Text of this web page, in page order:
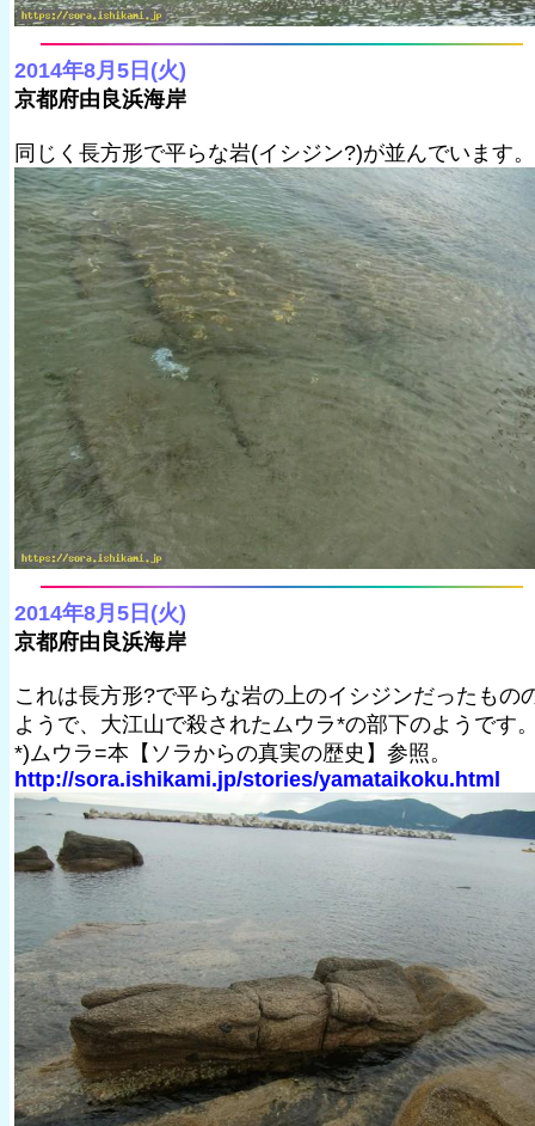
2014年8月5日(火)
京都府由良浜海岸
同じく長方形で平らな岩(イシジン?)が並んでいます。
2014年8月5日(火)
京都府由良浜海岸
これは長方形?で平らな岩の上のイシジンだったもの
ようで、大江山で殺されたムウラ*の部下のようです
*)ムウラ=本【ソラからの真実の歴史】参照。
http://sora.ishikami.jp/stories/yamataikoku.html